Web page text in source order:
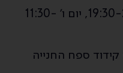
בימים א-ה בין השעות 19:30-21:00, יום ו' 11:30-
ספח החנייה